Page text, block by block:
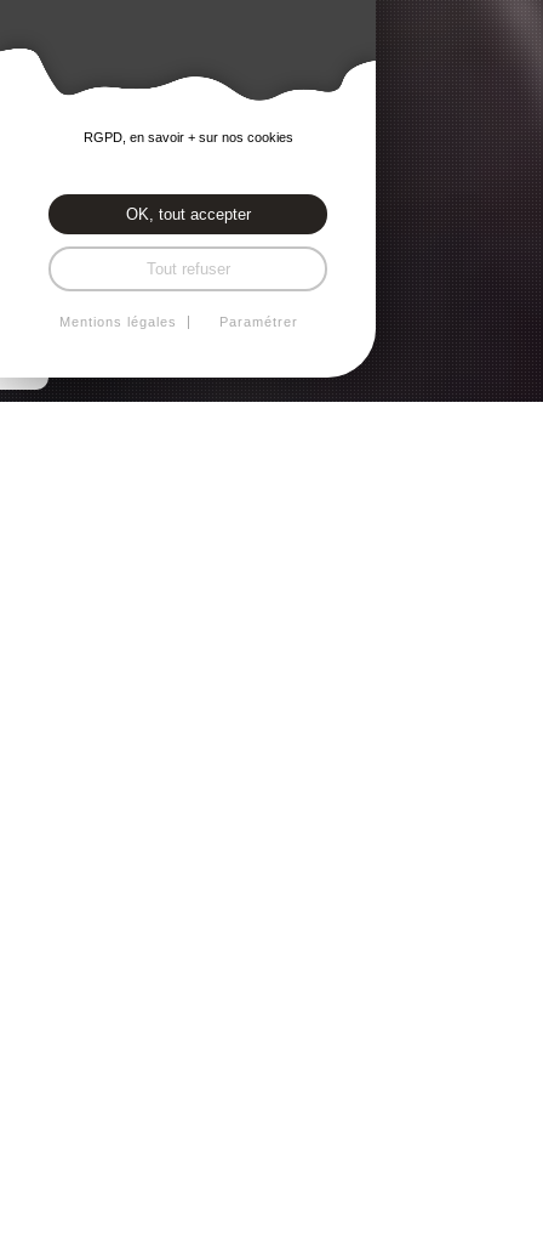
RGPD, en savoir + sur nos cookies
OK, tout accepter
Tout refuser
Mentions légales Paramétrer